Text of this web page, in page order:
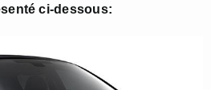
ci-dessous: